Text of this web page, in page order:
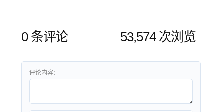
0 条评论 53,574 次浏览
评论内容：